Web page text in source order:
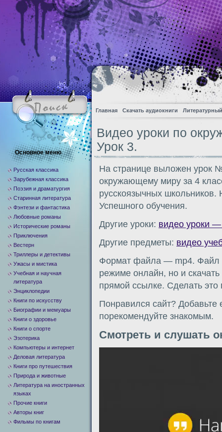
Главная Скачать аудиокниги
Видео уроки по
Урок 3.
На странице выложен урок
окружающему миру за 4
русскоязычных
Успешного обучения.
Другие уроки: видео уроки
Другие предметы: видео
Формат файла — mp4. Файл
режиме онлайн, но и
прямой ссылке. Сделать
Понравился сайт? Добавьте
порекомендуйте знакомым.
Смотреть и слушать
Основное меню
Русская классика
Зарубежная классика
Поэзия и драматургия
Старинная литература
Фэнтези и фантастика
Любовные романы
Исторические романы
Приключения
Вестерн
Триллеры и детективы
Ужасы и мистика
Учебная и научная
литература
Энциклопедии
Книги по искусству
Биографии и мемуары
Книги о здоровье
Книги о спорте
Эзотерика
Компьютеры и интернет
Деловая литература
Книги про путешествия
Природа и животные
Литература на иностранных
языках
Прочие книги
Авторы книг
Фильмы по книгам